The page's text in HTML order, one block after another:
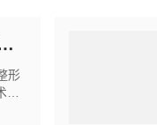
泪沟整形十佳私立医院
形